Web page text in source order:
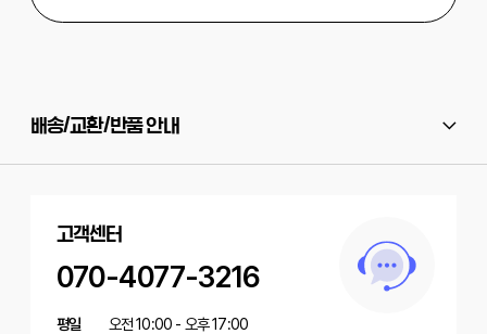
배송/교환/반품 안내
고객센터
070-4077-3216
평일
오전 10:00 - 오후 17:00